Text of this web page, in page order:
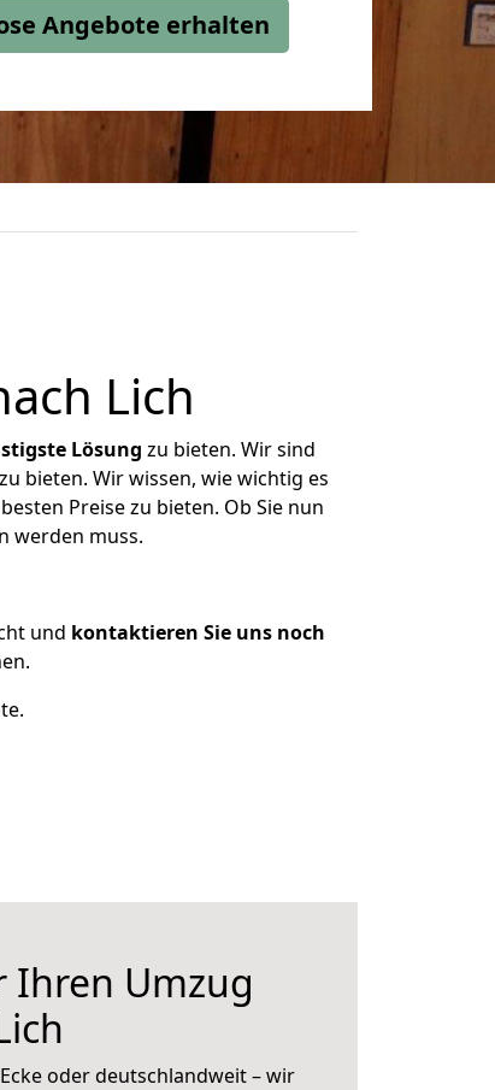
Angebote erhalten
Lich
Lösung zu bieten. Wir sind
bieten. Wir wissen, wie wichtig es
Preise zu bieten. Ob Sie nun
werden muss.
und kontaktieren Sie uns noch
Ihren Umzug
oder deutschlandweit – wir